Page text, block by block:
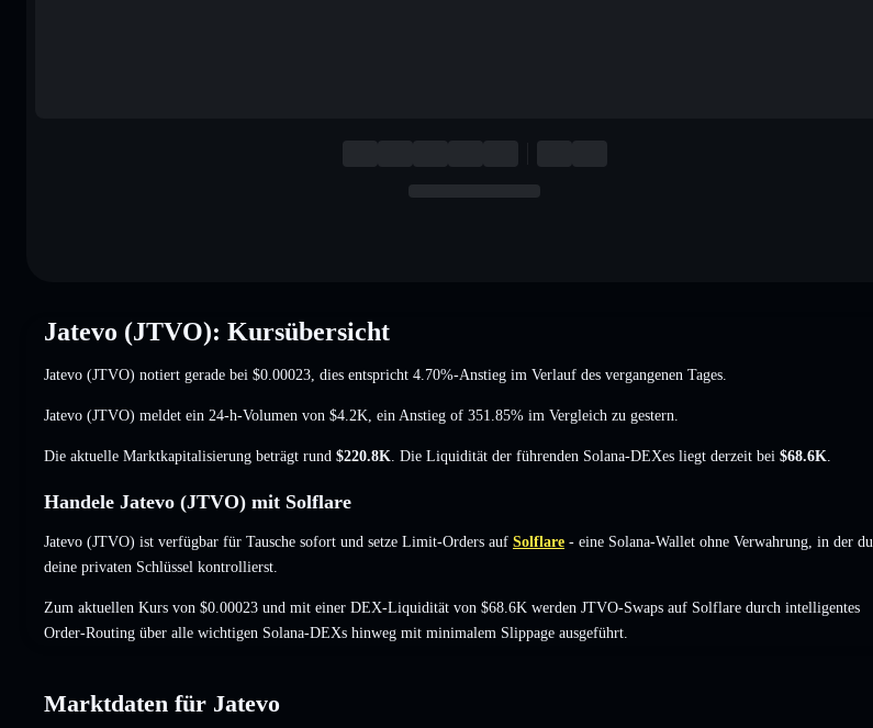
Jatevo (JTVO): Kursübersicht
Jatevo (JTVO) notiert gerade bei $0.00023 , dies entspricht 4.70%-Anstieg im Verlauf des vergangenen Tages.
Jatevo (JTVO) meldet ein 24-h-Volumen von $4.2K ein Anstieg of 351.85% im Vergleich zu gestern.
Die aktuelle Marktkapitalisierung beträgt rund $220.8K . Die Liquidität der führenden Solana-DEXes liegt derzeit bei $68.6K
Handele Jatevo (JTVO) mit Solflare
Jatevo (JTVO) ist verfügbar für Tausche sofort und setze Limit-Orders auf Solflare - eine Solana-Wallet ohne Verwahrung, in der du
deine privaten Schlüssel kontrollierst.
Zum aktuellen Kurs von $0.00023 und mit einer DEX-Liquidität von $68.6K werden JTVO-Swaps auf Solflare durch intelligentes
Order-Routing über alle wichtigen Solana-DEXs hinweg mit minimalem Slippage ausgeführt.
Marktdaten für Jatevo